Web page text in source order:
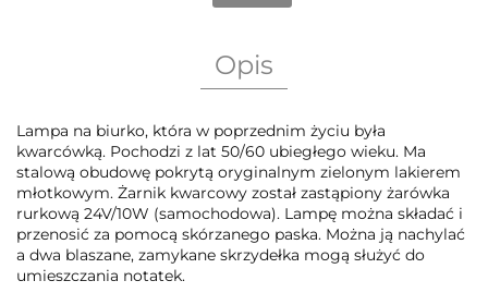
Opis
Lampa na biurko, która w poprzednim życiu była
kwarcówką. Pochodzi z lat 50/60 ubiegłego wieku. Ma
stalową obudowę pokrytą oryginalnym zielonym lakierem
młotkowym. Żarnik kwarcowy został zastąpiony żarówka
rurkową 24V/10W (samochodowa). Lampę można składać i
przenosić za pomocą skórzanego paska. Można ją nachylać
a dwa blaszane, zamykane skrzydełka mogą służyć do
umieszczania notatek.